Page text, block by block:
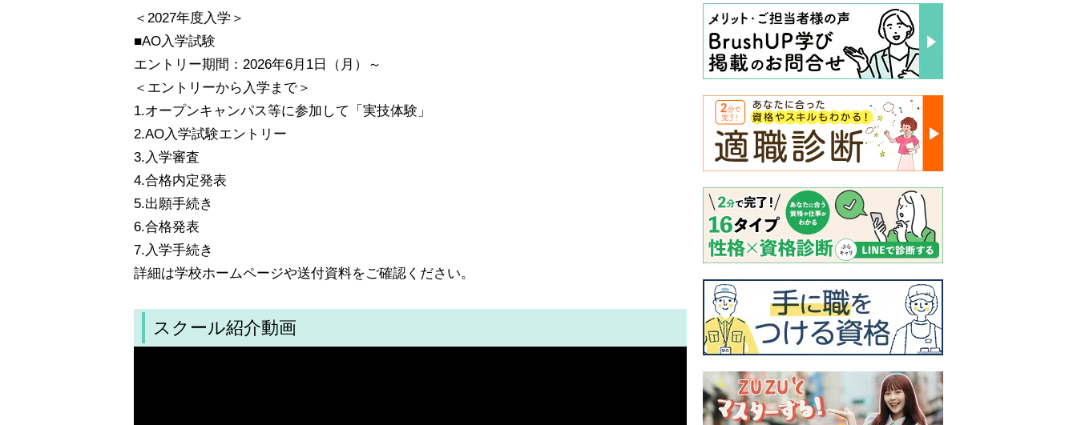
＜2027年度入学＞
■AO入学試験
エントリー期間：2026年6月1日（月）～
＜エントリーから入学まで＞
1.オープンキャンパス等に参加して「実技体験」
2.AO入学試験エントリー
3.入学審査
4.合格内定発表
5.出願手続き
6.合格発表
7.入学手続き
詳細は学校ホームページや送付資料をご確認ください。
スクール紹介動画